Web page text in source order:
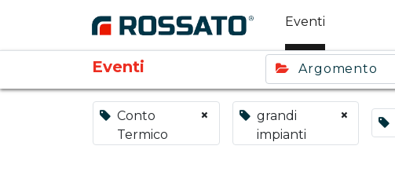
Eventi
Eventi Argomento
Conto
Termico
×
grandi
impianti
×